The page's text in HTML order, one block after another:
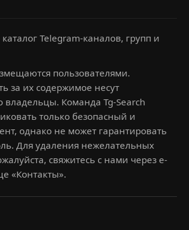
Telegram-каналов, групп и
пользователями.
за их содержимое несут
владельцы. Команда Tg-Search
только безопасный и
однако не может гарантировать
Для удаления нежелательных
свяжитесь с нами через e-
«Контакты».